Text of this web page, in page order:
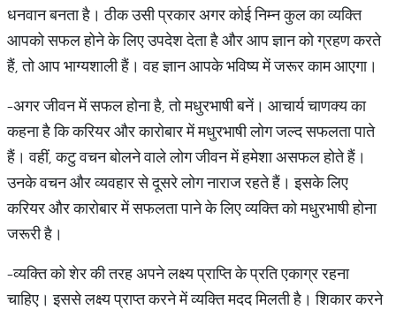
धनवान बनता है। ठीक उसी प्रकार अगर कोई निम्न कुल का व्यक्ति
आपको सफल होने के लिए उपदेश देता है और आप ज्ञान को ग्रहण करते
हैं, तो आप भाग्यशाली हैं। वह ज्ञान आपके भविष्य में जरूर काम आएगा।
-अगर जीवन में सफल होना है, तो मधुरभाषी बनें। आचार्य चाणक्य का
कहना है कि करियर और कारोबार में मधुरभाषी लोग जल्द सफलता पाते
हैं। वहीं, कटु वचन बोलने वाले लोग जीवन में हमेशा असफल होते हैं।
उनके वचन और व्यवहार से दूसरे लोग नाराज रहते हैं। इसके लिए
करियर और कारोबार में सफलता पाने के लिए व्यक्ति को मधुरभाषी होना
जरूरी है।
-व्यक्ति को शेर की तरह अपने लक्ष्य प्राप्ति के प्रति एकाग्र रहना
चाहिए। इससे लक्ष्य प्राप्त करने में व्यक्ति मदद मिलती है। शिकार करने